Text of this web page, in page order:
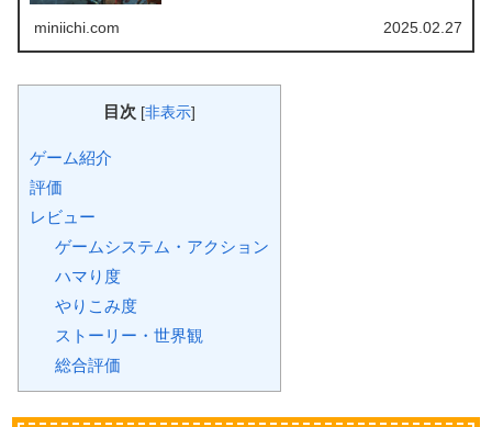
miniichi.com 2025.02.27
目次 [非表示]
ゲーム紹介
評価
レビュー
ゲームシステム・アクション
ハマり度
やりこみ度
ストーリー・世界観
総合評価